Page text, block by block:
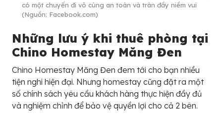
có một chuyến đi vô cùng an toàn và tràn đầy niềm vui
(Nguồn: Facebook.com)
Những lưu ý khi thuê phòng tại
Chino Homestay Măng Đen
Chino Homestay Măng Đen đem tới cho bạn nhiều
tiện nghi hiện đại. Nhưng homestay cũng đặt ra một
số chính sách yêu cầu khách hàng thực hiện đầy đủ
và nghiệm chỉnh để bảo vệ quyền lợi cho cả 2 bên.